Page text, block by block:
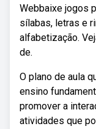
Webbaixe jogos
sílabas, letras e
alfabetização.
de.
O plano de aula
ensino
promover a
atividades que